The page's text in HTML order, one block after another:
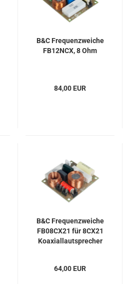
B&C Frequenzweiche
FB12NCX, 8 Ohm
84,00 EUR
B&C Frequenzweiche
FB08CX21 für 8CX21
Koaxiallautsprecher
64,00 EUR